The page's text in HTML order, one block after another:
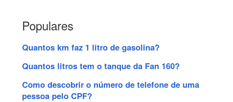
Populares
Quantos km faz 1 litro de gasolina?
Quantos litros tem o tanque da Fan 160?
Como descobrir o número de telefone de uma
pessoa pelo CPF?